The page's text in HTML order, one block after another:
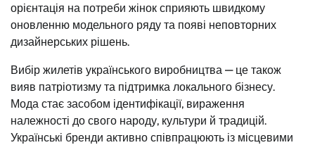
орієнтація на потреби жінок сприяють швидкому
оновленню модельного ряду та появі неповторних
дизайнерських рішень.
Вибір жилетів українського виробництва — це також
вияв патріотизму та підтримка локального бізнесу.
Мода стає засобом ідентифікації, вираження
належності до свого народу, культури й традицій.
Українські бренди активно співпрацюють із місцевими